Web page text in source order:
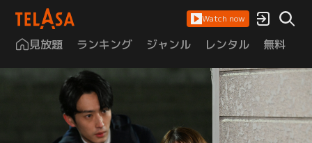
Watch now
見放題 ランキング ジャンル レンタル 無料